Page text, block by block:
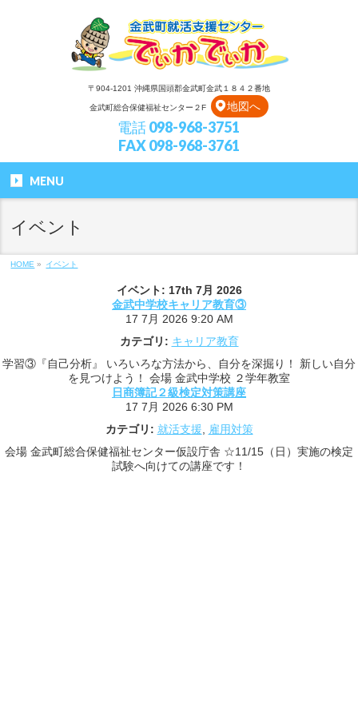
〒904-1201 沖縄県国頭郡金武町金武１８４２番地
金武町総合保健福祉センター２F 地図へ
電話 098-968-3751
FAX 098-968-3761
MENU
イベント
HOME » イベント
イベント: 17th 7月 2026
金武中学校キャリア教育③
17 7月 2026 9:20 AM
カテゴリ: キャリア教育
学習③『自己分析』 いろいろな方法から、自分を深掘り！ 新しい自分
を見つけよう！ 会場 金武中学校 ２学年教室
日商簿記２級検定対策講座
17 7月 2026 6:30 PM
カテゴリ: 就活支援
雇用対策
会場 金武町総合保健福祉センター仮設庁舎 ☆11/15（日）実施の検定
試験へ向けての講座です！